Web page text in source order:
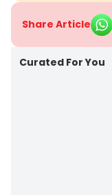
Share Article
Curated For You